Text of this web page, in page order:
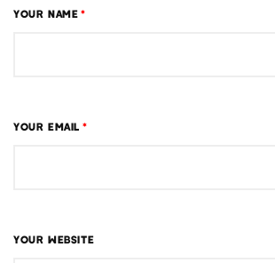
YOUR NAME *
YOUR EMAIL *
YOUR WEBSITE